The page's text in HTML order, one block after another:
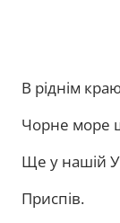
В ріднім
Чорне море
Ще у нашій
Приспів.